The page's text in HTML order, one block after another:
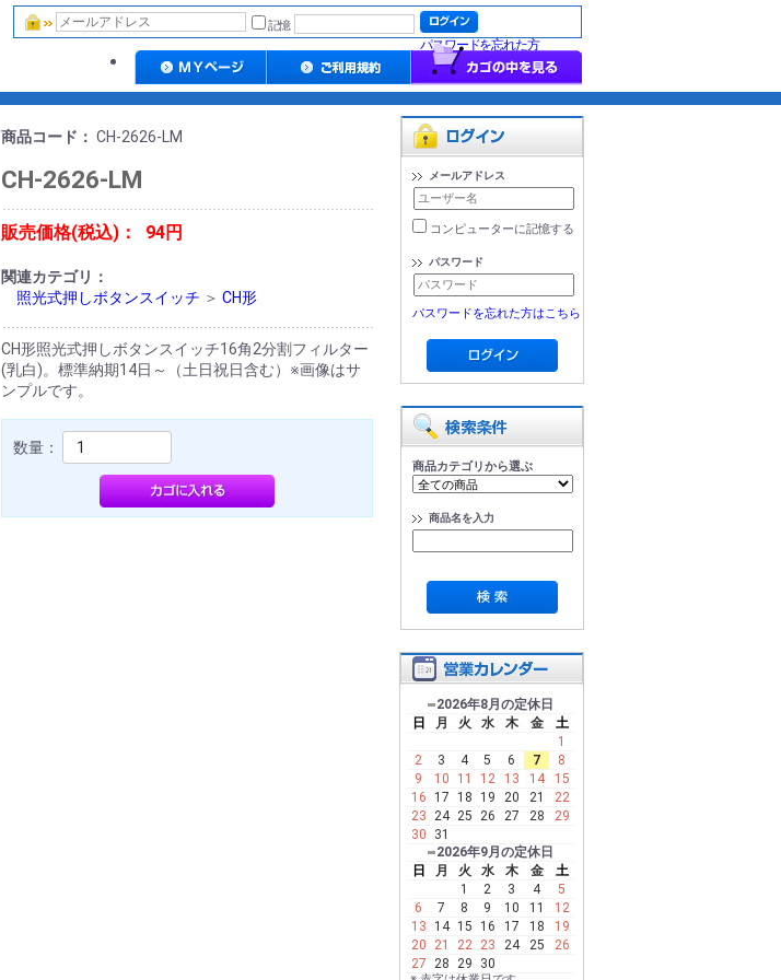
記憶
パスワードを忘れた方
商品コード： CH-2626-LM
CH-2626-LM
販売価格(税込)： 94円
関連カテゴリ：
照光式押しボタンスイッチ ＞ CH形
CH形照光式押しボタンスイッチ16角2分割フィルター
(乳白)。標準納期14日～（土日祝日含む）※画像はサ
ンプルです。
数量：
メールアドレス
コンピューターに記憶する
パスワード
パスワードを忘れた方はこちら
商品カテゴリから選ぶ
商品名を入力
2026年8月の定休日
日
月 火 水 木 金
土
1
2
3 4 5 6 7
8
9
10 11 12 13 14
15
16
17 18 19 20 21
22
23 24 25 26 27 28
29
30
31
2026年9月の定休日
日
月 火 水 木 金
土
1
2 3 4
5
6
7 8 9 10 11
12
13
14 15 16 17 18
19
20
21 22 23 24 25
26
27 28 29 30